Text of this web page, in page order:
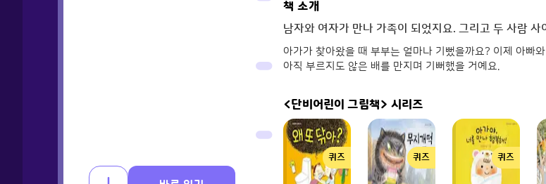
책 소개
남자와 여자가 만나 가족이 되었지요. 그리고 두 사람 사
아가가 찾아왔을 때 부부는 얼마나 기뻤을까요? 이제 아빠
아직 부르지도 않은 배를 만지며 기뻐했을 거예요.
<단비어린이 그림책> 시리즈
퀴즈 퀴즈 퀴즈